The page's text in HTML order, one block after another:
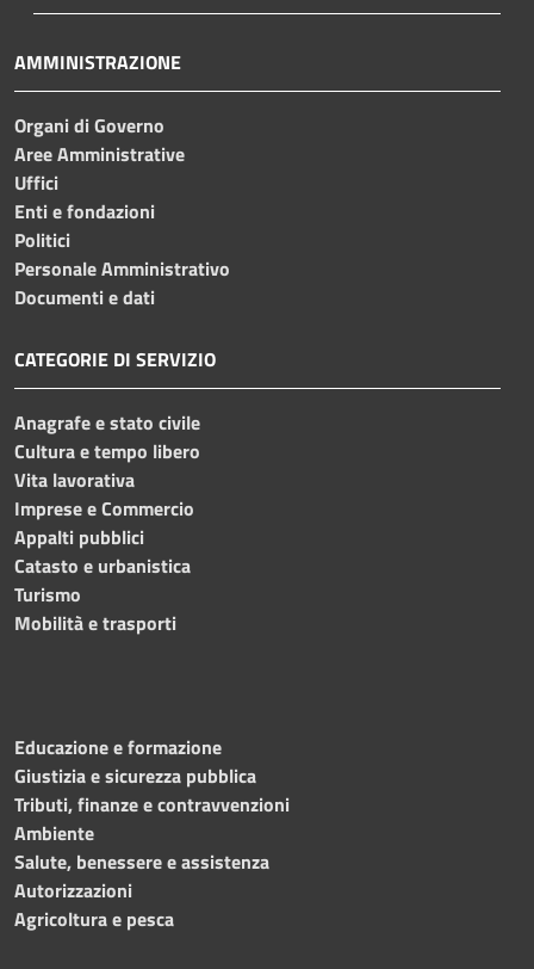
AMMINISTRAZIONE
Organi di Governo
Aree Amministrative
Uffici
Enti e fondazioni
Politici
Personale Amministrativo
Documenti e dati
CATEGORIE DI SERVIZIO
Anagrafe e stato civile
Cultura e tempo libero
Vita lavorativa
Imprese e Commercio
Appalti pubblici
Catasto e urbanistica
Turismo
Mobilità e trasporti
Educazione e formazione
Giustizia e sicurezza pubblica
Tributi, finanze e contravvenzioni
Ambiente
Salute, benessere e assistenza
Autorizzazioni
Agricoltura e pesca